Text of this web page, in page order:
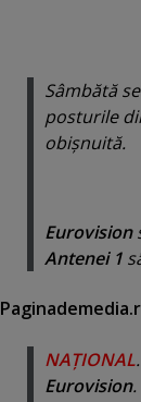
Sâmbătă
posturile
obişnuită.
Eurovision
Antenei 1
NAŢIONAL
Eurovision.